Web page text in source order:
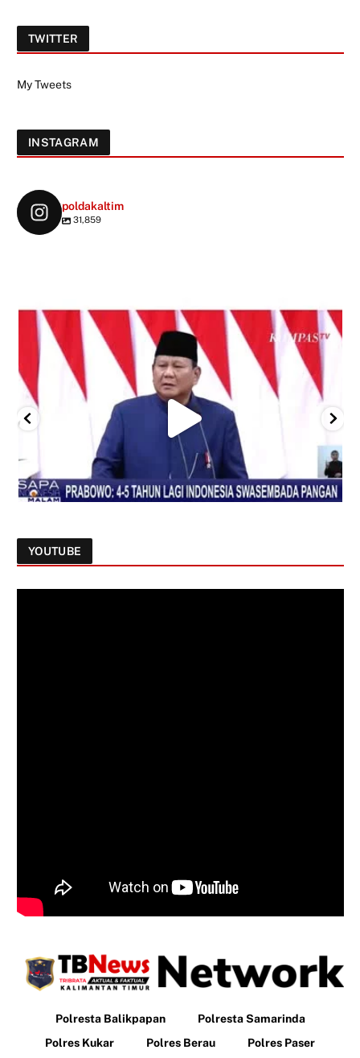
TWITTER
My Tweets
INSTAGRAM
poldakaltim
31,859
YOUTUBE
Polresta Balikpapan
Polresta Samarinda
Polres Kukar
Polres Berau Polres Paser